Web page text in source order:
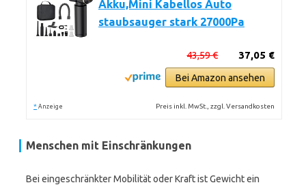
Akku,Mini Kabellos Auto
staubsauger stark 27000Pa
37,05 €
43,59 €
Bei Amazon ansehen
* Anzeige Preis inkl. MwSt., zzgl. Versandkosten
Menschen mit Einschränkungen
Bei eingeschränkter Mobilität oder Kraft ist Gewicht ein